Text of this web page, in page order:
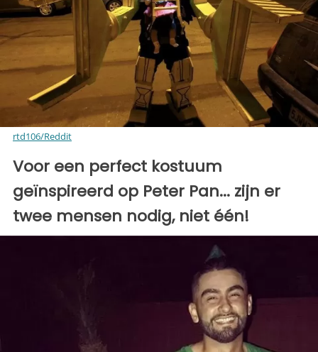
rtd106/Reddit
Voor een perfect kostuum
geïnspireerd op Peter Pan... zijn er
twee mensen nodig, niet één!